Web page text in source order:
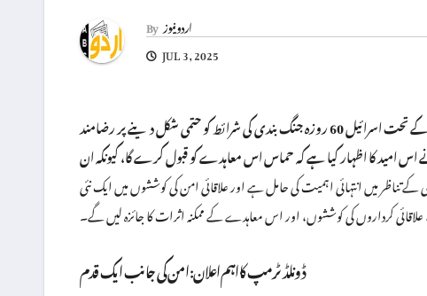
Byاردو نیوز
JUL 3, 2025
سابق امریکی صدر ڈونلڈ جے ٹرمپ نے غزہ میں ایک اہم پیشرفت کا اعلان کیا ہے، جس کے تحت اسرائیل 60 روزہ جنگ بندی کی شرائط کو حتمی شکل دینے پر رضامند
امید کا اظہار کیا ہے کہ حماس اس معاہدے کو قبول کرے گا، کیونکہ ان
تناظر میں انتہائی اہمیت کی حامل ہے اور علاقائی امن کی کوششوں میں ایک نئی
کرداروں کی کوششوں، اور اس معاہدے کے ممکنہ اثرات کا جائزہ لیں گے۔
ڈونلڈ ٹرمپ کا اہم اعلان: امن کی جانب ایک قدم